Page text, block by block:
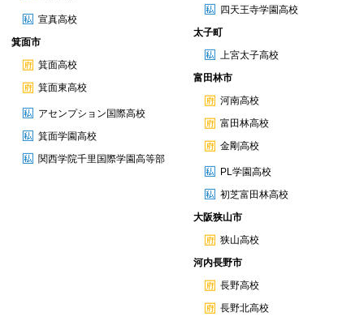
宣真高校
箕面市
箕面高校
箕面東高校
アセンプション国際高校
箕面学園高校
関西学院千里国際学園高等部
四天王寺学園高校
太子町
上宮太子高校
富田林市
河南高校
富田林高校
金剛高校
PL学園高校
初芝富田林高校
大阪狭山市
狭山高校
河内長野市
長野高校
長野北高校